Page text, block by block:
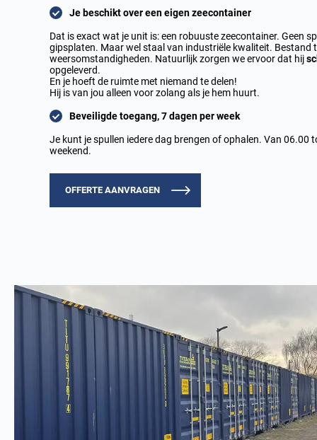
Je beschikt over eeneigen zeecontainer
Dat is exact wat je unit is: een robuuste zeecontainer. Geen
gipsplaten. Maar wel staal van industriële kwaliteit. Bestand
weersomstandigheden. Natuurlijk zorgen we ervoor dat hij
opgeleverd.
En je hoeft de ruimte met niemand te delen!
Hij is van jou alleen voor zolang als je hem huurt.
Beveiligde toegang, 7 dagen per week
Je kunt je spullen iedere dag brengen of ophalen. Van 06.00
weekend.
OFFERTE AANVRAGEN